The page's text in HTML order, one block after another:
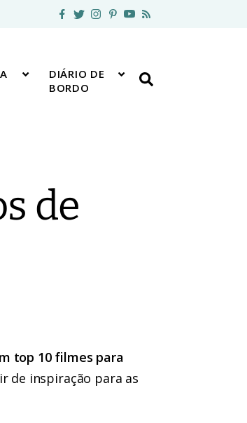
DIÁRIO DE
BORDO
de
top 10 filmes para
de inspiração para as